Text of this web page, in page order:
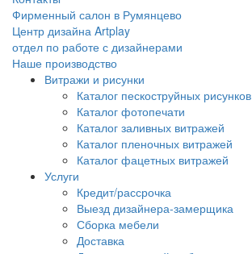
Фирменный салон в Румянцево
Центр дизайна Artplay
отдел по работе с дизайнерами
Наше производство
Витражи и рисунки
Каталог пескоструйных рисунков
Каталог фотопечати
Каталог заливных витражей
Каталог пленочных витражей
Каталог фацетных витражей
Услуги
Кредит/рассрочка
Выезд дизайнера-замерщика
Сборка мебели
Доставка